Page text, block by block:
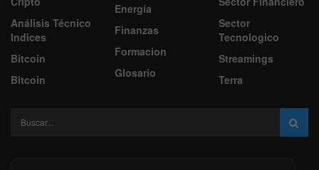
Análisis Técnico
Indices
Bitcoin
Bitcoin
Energía
Finanzas
Formacion
Glosario
Sector
Tecnologico
Streamings
Terra